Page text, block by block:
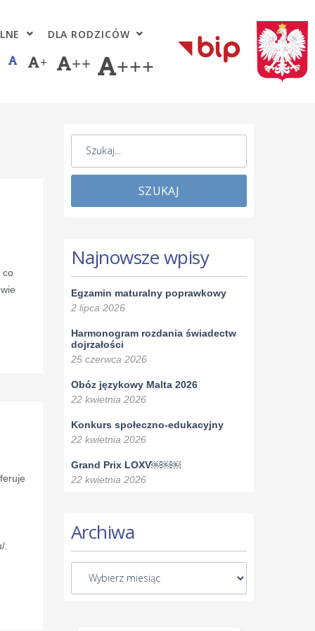
DLA RODZICÓW
+ ++ +++
co
.
SZUKAJ
Najnowsze wpisy
Egzamin maturalny poprawkowy
2 lipca 2026
Harmonogram rozdania świadectw
dojrzałości
25 czerwca 2026
Obóz językowy Malta 2026
22 kwietnia 2026
Konkurs społeczno-edukacyjny
22 kwietnia 2026
Grand Prix LOXV￼￼￼
22 kwietnia 2026
Archiwa